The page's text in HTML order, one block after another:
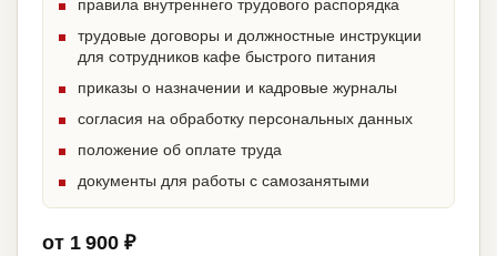
правила внутреннего трудового распорядка
трудовые договоры и должностные инструкции
для сотрудников кафе быстрого питания
приказы о назначении и кадровые журналы
согласия на обработку персональных данных
положение об оплате труда
документы для работы с самозанятыми
от 1 900 ₽